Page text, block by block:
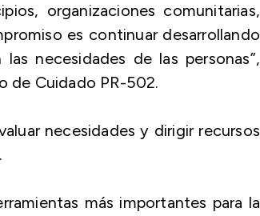
organizaciones comunitarias,
es continuar desarrollando
necesidades de las personas”,
de Cuidado PR-502.
necesidades y dirigir recursos
más importantes para la